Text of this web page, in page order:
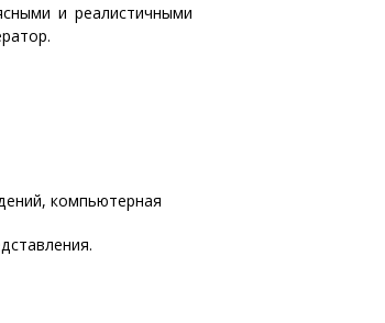
и реалистичными
компьютерная